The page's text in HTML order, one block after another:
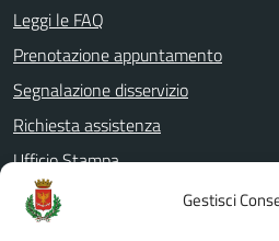
Gestisci
Leggi le FAQ
Prenotazione appuntamento
Segnalazione disservizio
Richiesta assistenza
Ufficio Stampa
Amministrazione Trasparente
Albo pretorio